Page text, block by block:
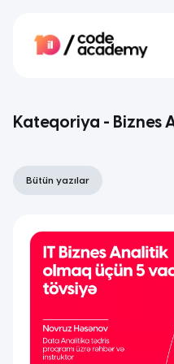
Kateqoriya - Biznes
Bütün yazılar